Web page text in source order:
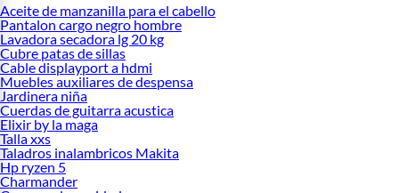
Aceite de manzanilla para el cabello
Pantalon cargo negro hombre
Lavadora secadora lg 20 kg
Cubre patas de sillas
Cable displayport a hdmi
Muebles auxiliares de despensa
Jardinera niña
Cuerdas de guitarra acustica
Elixir by la maga
Talla xxs
Taladros inalambricos Makita
Hp ryzen 5
Charmander